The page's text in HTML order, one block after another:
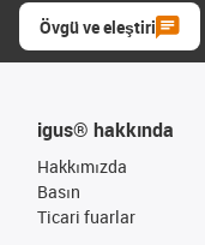
Övgü ve eleştiri
igus® hakkında
Hakkımızda
Basın
Ticari fuarlar